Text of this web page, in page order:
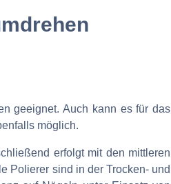
geeignet. Auch kann es für das
möglich.
erfolgt mit den mittleren
Polierer sind in der Trocken- und